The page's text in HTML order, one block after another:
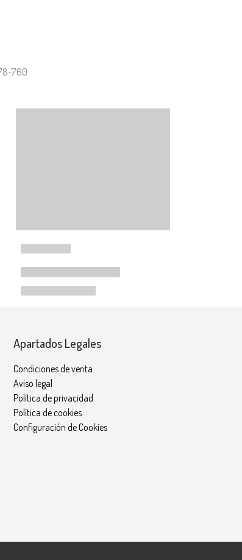
760
Apartados Legales
Condiciones de venta
Aviso legal
Política de privacidad
Política de cookies
Configuración de Cookies